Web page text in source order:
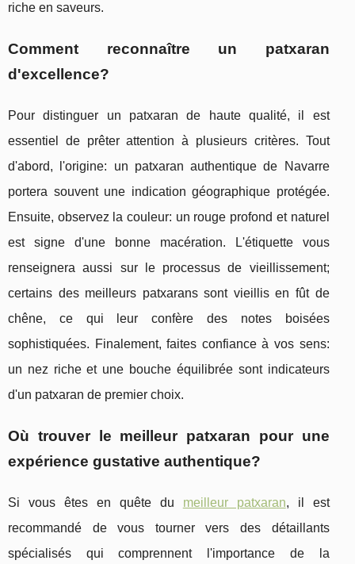
riche en saveurs.
Comment reconnaître un patxaran
d'excellence?
Pour distinguer un patxaran de haute qualité, il est
essentiel de prêter attention à plusieurs critères. Tout
d'abord, l'origine: un patxaran authentique de Navarre
portera souvent une indication géographique protégée.
Ensuite, observez la couleur: un rouge profond et naturel
est signe d'une bonne macération. L'étiquette vous
renseignera aussi sur le processus de vieillissement;
certains des meilleurs patxarans sont vieillis en fût de
chêne, ce qui leur confère des notes boisées
sophistiquées. Finalement, faites confiance à vos sens:
un nez riche et une bouche équilibrée sont indicateurs
d'un patxaran de premier choix.
Où trouver le meilleur patxaran pour une
expérience gustative authentique?
Si vous êtes en quête du meilleur patxaran, il est
recommandé de vous tourner vers des détaillants
spécialisés qui comprennent l'importance de la